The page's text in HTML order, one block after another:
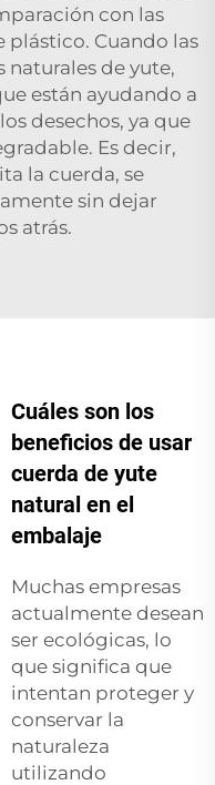
con las
plástico. Cuando las
naturales de yute,
están ayudando a
desechos, ya que
Es decir,
la cuerda, se
sin dejar
atrás.
Cuáles son los
beneficios de usar
cuerda de yute
natural en el
embalaje
Muchas empresas
actualmente desean
ser ecológicas, lo
que significa que
intentan proteger y
conservar la
naturaleza
utilizando